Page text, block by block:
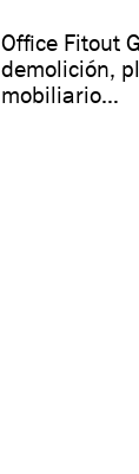
Office Fitout
demolición,
mobiliario…